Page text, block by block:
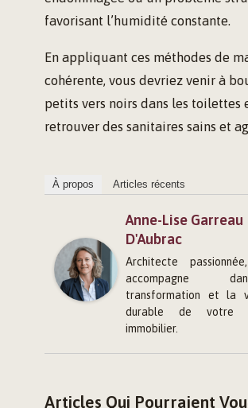
favorisant l’humidité constante.
En appliquant ces méthodes de
cohérente, vous devriez venir à
petits vers noirs dans les toilettes
retrouver des sanitaires sains et
À propos Articles récents
Anne-Lise Garreau
D'Aubrac
Architecte
accompagne
transformation et la
durable de votre
immobilier.
Articles Qui Pourraient